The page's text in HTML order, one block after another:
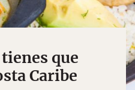
que
Caribe